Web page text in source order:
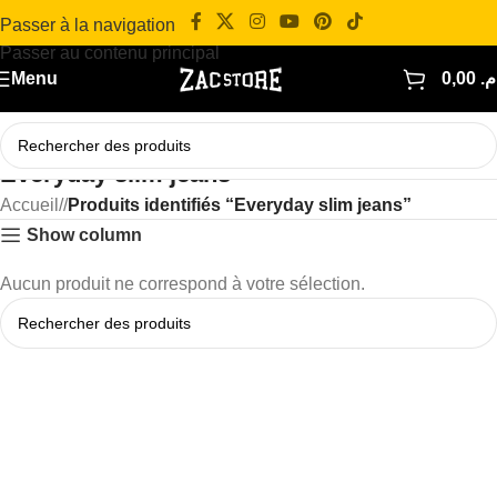
Passer à la navigation
Passer au contenu principal
Menu
Everyday slim jeans
Accueil / Produits identifiés “Everyday slim jeans”
Show column
Aucun produit ne correspond à votre sélection.